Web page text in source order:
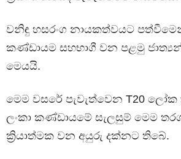
වනිඳු හසරංග නායකත්වයට පත්වීමෙන්
කණ්ඩායම සහභාගී වන පළමු
මෙයයි.
මෙම වසරේ පැවැත්වෙන T20 ලෝක
ලංකා කණ්ඩායමේ සැලසුම් මෙම
ක්‍රියාත්මක වන අයුරු දක්නට තිබේ.